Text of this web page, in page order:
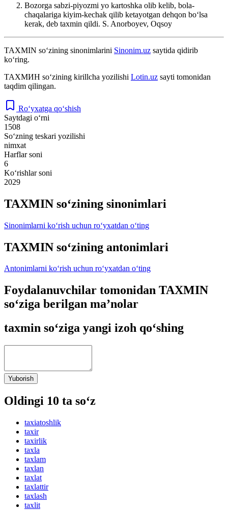
Bozorga sabzi-piyozmi yo kartoshka olib kelib, bola-
chaqalariga kiyim-kechak qilib ketayotgan dehqon boʻlsa
kerak, deb taxmin qildi. S. Anorboyev, Oqsoy
TAXMIN so‘zining sinonimlarini Sinonim.uz saytida qidirib
ko‘ring.
ТАХМИН so‘zining kirillcha yozilishi Lotin.uz sayti tomonidan
taqdim qilingan.
Ro‘yxatga qo‘shish
Saytdagi o‘rni
1508
So‘zning teskari yozilishi
nimxat
Harflar soni
6
Ko‘rishlar soni
2029
TAXMIN so‘zining sinonimlari
Sinonimlarni ko‘rish uchun ro‘yxatdan o‘ting
TAXMIN so‘zining antonimlari
Antonimlarni ko‘rish uchun ro‘yxatdan o‘ting
Foydalanuvchilar tomonidan TAXMIN
so‘ziga berilgan ma’nolar
taxmin so‘ziga yangi izoh qo‘shing
Yuborish
Oldingi 10 ta so‘z
taxiatoshlik
taxir
taxirlik
taxla
taxlam
taxlan
taxlat
taxlattir
taxlash
taxlit